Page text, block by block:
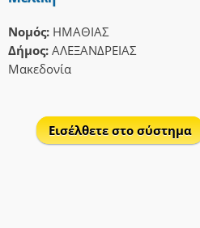
Νομός: ΗΜΑΘΙΑΣ
Δήμος: ΑΛΕΞΑΝΔΡΕΙΑΣ
Μακεδονία
Εισέλθετε στο σύστημα